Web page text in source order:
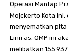
Operasi Mantap
Mojokerto Kota ini,
menyematkan pita
Linmas. OMP ini
melibatkan